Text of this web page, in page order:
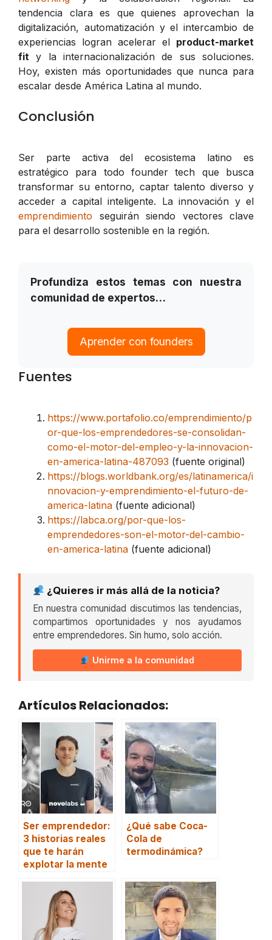
tendencia clara es que quienes aprovechan la
digitalización, automatización y el intercambio de
experiencias logran acelerar el product-market
fit y la internacionalización de sus soluciones.
Hoy, existen más oportunidades que nunca para
escalar desde América Latina al mundo.
Conclusión
Ser parte activa del ecosistema latino es
estratégico para todo founder tech que busca
transformar su entorno, captar talento diverso y
acceder a capital inteligente. La innovación y el
emprendimiento seguirán siendo vectores clave
para el desarrollo sostenible en la región.
Profundiza estos temas con nuestra
comunidad de expertos…
Aprender con founders
Fuentes
https://www.portafolio.co/emprendimiento/p
or-que-los-emprendedores-se-consolidan-
como-el-motor-del-empleo-y-la-innovacion-
en-america-latina-487093 (fuente original)
https://blogs.worldbank.org/es/latinamerica/i
nnovacion-y-emprendimiento-el-futuro-de-
america-latina (fuente adicional)
https://labca.org/por-que-los-
emprendedores-son-el-motor-del-cambio-
en-america-latina (fuente adicional)
¿Quieres ir más allá de la noticia?
En nuestra comunidad discutimos las tendencias,
compartimos oportunidades y nos ayudamos
entre emprendedores. Sin humo, solo acción.
Unirme a la comunidad
Artículos Relacionados:
Ser emprendedor:
3 historias reales
que te harán
explotar la mente
¿Qué sabe Coca-
Cola de
termodinámica?